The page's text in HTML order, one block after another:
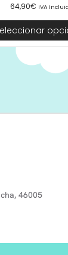
64,90€ IVA
46005